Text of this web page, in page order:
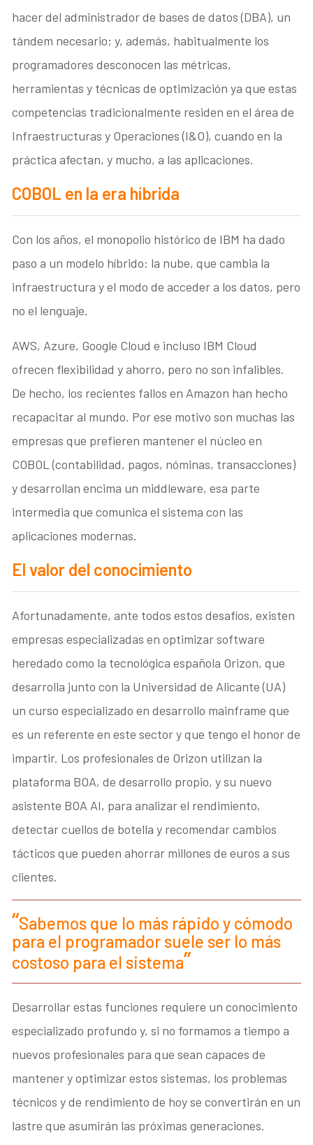
hacer del administrador de bases de datos (DBA), un
tándem necesario; y, además, habitualmente los
programadores desconocen las métricas,
herramientas y técnicas de optimización ya que estas
competencias tradicionalmente residen en el área de
Infraestructuras y Operaciones (I&O), cuando en la
práctica afectan, y mucho, a las aplicaciones.
COBOL en la era híbrida
Con los años, el monopolio histórico de IBM ha dado
paso a un modelo híbrido: la nube, que cambia la
infraestructura y el modo de acceder a los datos, pero
no el lenguaje.
AWS, Azure, Google Cloud e incluso IBM Cloud
ofrecen flexibilidad y ahorro, pero no son infalibles.
De hecho, los recientes fallos en Amazon han hecho
recapacitar al mundo. Por ese motivo son muchas las
empresas que prefieren mantener el núcleo en
COBOL (contabilidad, pagos, nóminas, transacciones)
y desarrollan encima un middleware, esa parte
intermedia que comunica el sistema con las
aplicaciones modernas.
El valor del conocimiento
Afortunadamente, ante todos estos desafíos, existen
empresas especializadas en optimizar software
heredado como la tecnológica española Orizon, que
desarrolla junto con la Universidad de Alicante (UA)
un curso especializado en desarrollo mainframe que
es un referente en este sector y que tengo el honor de
impartir. Los profesionales de Orizon utilizan la
plataforma BOA, de desarrollo propio, y su nuevo
asistente BOA AI, para analizar el rendimiento,
detectar cuellos de botella y recomendar cambios
tácticos que pueden ahorrar millones de euros a sus
clientes.
Sabemos que lo más rápido y cómodo
para el programador suele ser lo más
costoso para el sistema
Desarrollar estas funciones requiere un conocimiento
especializado profundo y, si no formamos a tiempo a
nuevos profesionales para que sean capaces de
mantener y optimizar estos sistemas, los problemas
técnicos y de rendimiento de hoy se convertirán en un
lastre que asumirán las próximas generaciones.